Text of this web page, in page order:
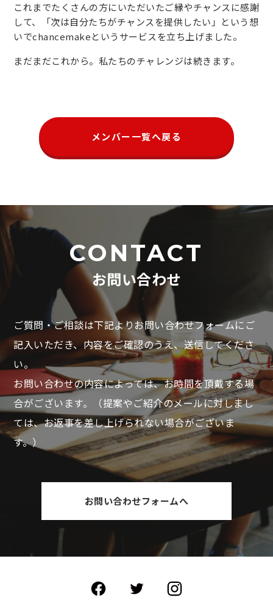
これまでたくさんの方にいただいたご縁やチャンスに感謝
して、「次は自分たちがチャンスを提供したい」という想
いでchancemakeというサービスを立ち上げました。
まだまだこれから。私たちのチャレンジは続きます。
メンバー一覧へ戻る
CONTACT
お問い合わせ
ご質問・ご相談は下記よりお問い合わせフォームにご
記入いただき、内容をご確認のうえ、送信してくださ
い。
お問い合わせの内容によっては、お時間を頂戴する場
合がございます。
（提案やご紹介のメールに対しまし
ては、お返事を差し上げられない場合がございま
す。）
お問い合わせフォームへ